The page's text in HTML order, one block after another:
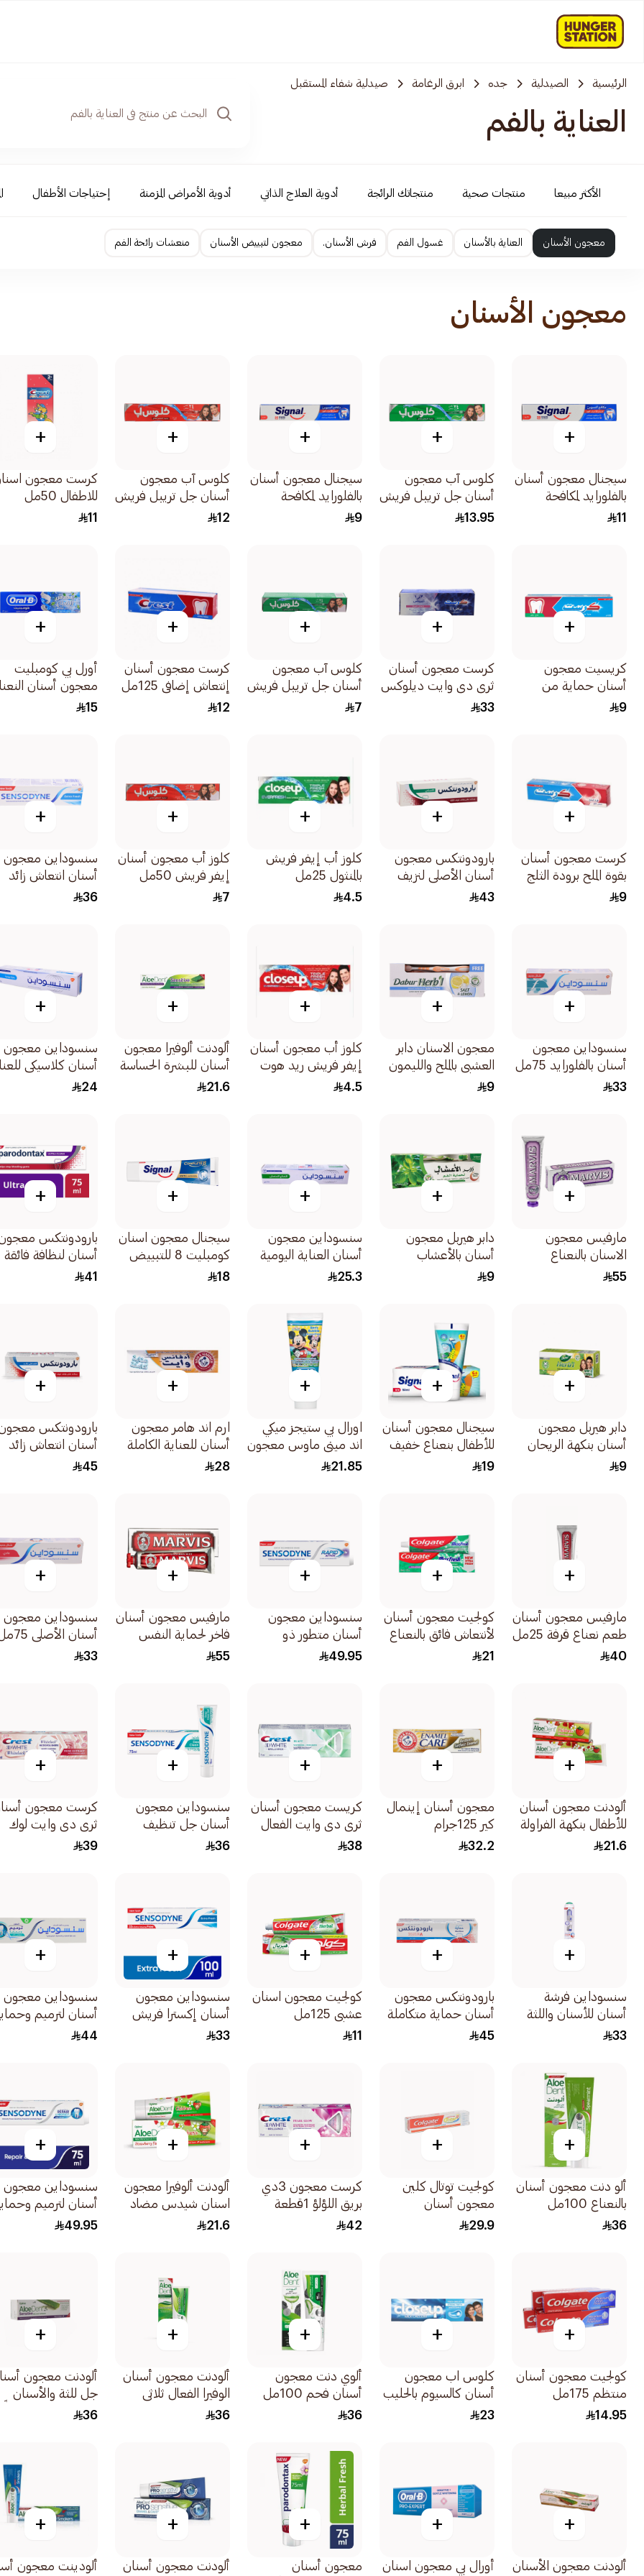
الرئيسية الصيدلية جده ابرق الرغامة صيدلية شفاء المستقبل
العناية بالفم
الأكثر مبيعا منتجات صحية منتجاتك الرائجة أدوية العلاج الذاتي أدوية الأمراض المزمنة إحتياجات الأطفال
معجون الأسنان العناية بالأسنان غسول الفم فرش الأسنان. معجون لتبييض الأسنان منعشات رائحة الفم
معجون الأسنان
+
سيجنال معجون أسنان
بالفلورايد لمكافحة
التسوس 120مل
11
+
كلوس آب معجون
أسنان جل تريبل فريش
انتعاش المنثول 120مل
13.95
+
سيجنال معجون أسنان
بالفلورايد لمكافحة
التسوس 50مل
9
+
كلوس آب معجون
أسنان جل تريبل فريش
ريد هوت 120مل
12
+
كرست معجون
للاطفال 50مل
11
+
كريسيت معجون
أسنان حماية من
التسوس بالنعناع
9
+
كرست معجون أسنان
ثري دي وايت ديلوكس
لحيوية وانتعاش الحياة
33
+
كلوس آب معجون
أسنان جل تريبل فريش
انتعاش المنثول 50مل
7
+
كرست معجون أسنان
إنتعاش إضافى 125مل
12
+
أورل بي كومبليت
معجون أسنان
منعش 100مل
15
+
كرست معجون أسنان
بقوة الملح برودة الثلج
125مل
9
+
بارودونتكس معجون
أسنان الأصلي لنزيف
اللثة 75مل
43
+
كلوز أب إيفر فريش
بالمنثول 25مل
4.5
+
كلوز أب معجون أسنان
إيفر فريش 50مل
7
+
سنسوداين معجون
أسنان انتعاش زائد
75مل
36
+
سنسوداين معجون
أسنان بالفلورايد 75مل
33
+
معجون الاسنان دابر
العشبي بالملح والليمون
150 جم
9
+
كلوز أب معجون أسنان
إيفر فريش ريد هوت
25مل
4.5
+
ألودنت ألوفيرا معجون
أسنان للبشرة الحساسة
50مل
21.6
+
سنسوداين معجون
أسنان كلاسيكي
اليومية بالأسنان
24
+
مارفيس معجون
الاسنان بالنعناع
والياسمين 85مل
55
+
دابر هيربل معجون
أسنان بالأعشاب
الطبيعية والريحان مع
9
+
سنسوداين معجون
أسنان العناية اليومية
المتكاملة بالنعناع المنعش
25.3
+
سيجنال معجون اسنان
كومبليت 8 للتبييض
75مل
18
+
بارودونتكس
أسنان لنظافة فائقة
75مل
41
+
دابر هيربل معجون
أسنان بنكهة الريحان
150جرام
9
+
سيجنال معجون أسنان
للأطفال بنعناع خفيف
50مل
19
+
اورال بي ستيجز ميكي
اند ميني ماوس معجون
اسنان للاطفال بيري بابلز
21.85
+
ارم اند هامر معجون
أسنان للعناية الكاملة
115جرام
28
+
بارودونتكس
أسنان انتعاش زائد
لنزيف اللثة 75مل
45
+
مارفيس معجون أسنان
طعم نعناع قرفة 25مل
40
+
كولجيت معجون أسنان
لأنتعاش فائق بالنعناع
المنعش 100مل
21
+
سنسوداين معجون
أسنان متطور ذو
مفعول سريع ومسكن
49.95
+
مارفيس معجون أسنان
فاخر لحماية النفس
بنكهة القرفة والنعناع
55
+
سنسوداين معجون
أسنان الأصلي 75مل
33
+
ألودنت معجون أسنان
للأطفال بنكهة الفراولة
والصبار 50مل
21.6
+
معجون أسنان إينمال
كير 125جرام
32.2
+
كريست معجون أسنان
ثري دي وايت الفعال
لتبييض مثالي ومكثف
38
+
سنسوداين معجون
أسنان جل تنظيف
عميق مع تقنية تعزيز
36
+
كرست معجون
ثري دي وايت لوك
بخلاصة الورد اللطيف
39
+
سنسوداين فرشة
أسنان للأسنان واللثة
الحساسة متوسطة
33
+
بارودونتكس معجون
أسنان حماية متكاملة
إنتعاش زائد 75مل
45
+
كولجيت معجون اسنان
عشبي 125مل
11
+
سنسوداين معجون
أسنان إكسترا فريش
لانتعاش مكثف وطويل
33
+
سنسوداين معجون
أسنان لترميم
انتعاش زائد 75مل
44
+
ألو دنت معجون أسنان
بالنعناع 100مل
36
+
كولجيت توتال كلين
معجون أسنان
بالفلورايد والنعناع
29.9
+
كرست معجون 3دي
بريق اللؤلؤ 1قطعة
42
+
ألودنت ألوفيرا معجون
اسنان شيدس مضاد
للتسوس بالفراولة
21.6
+
سنسوداين معجون
أسنان لترميم
75مل
49.95
+
كولجيت معجون أسنان
منتظم 175مل
14.95
+
كلوس اب معجون
أسنان كالسيوم بالحليب
23
+
ألوي دنت معجون
أسنان فحم 100مل
36
+
ألودنت معجون أسنان
الوفيرا الفعال ثلاثي
التأثير لتنظيف وحماية
36
+
ألودنت معجون
جل للثة والأسنان
الحساسة خالي تماماً
36
+
ألودنت معجون الأسنان
+
أورال بي معجون اسنان
+
معجون أسنان
+
ألودنت معجون أسنان
+
ألودينت معجون